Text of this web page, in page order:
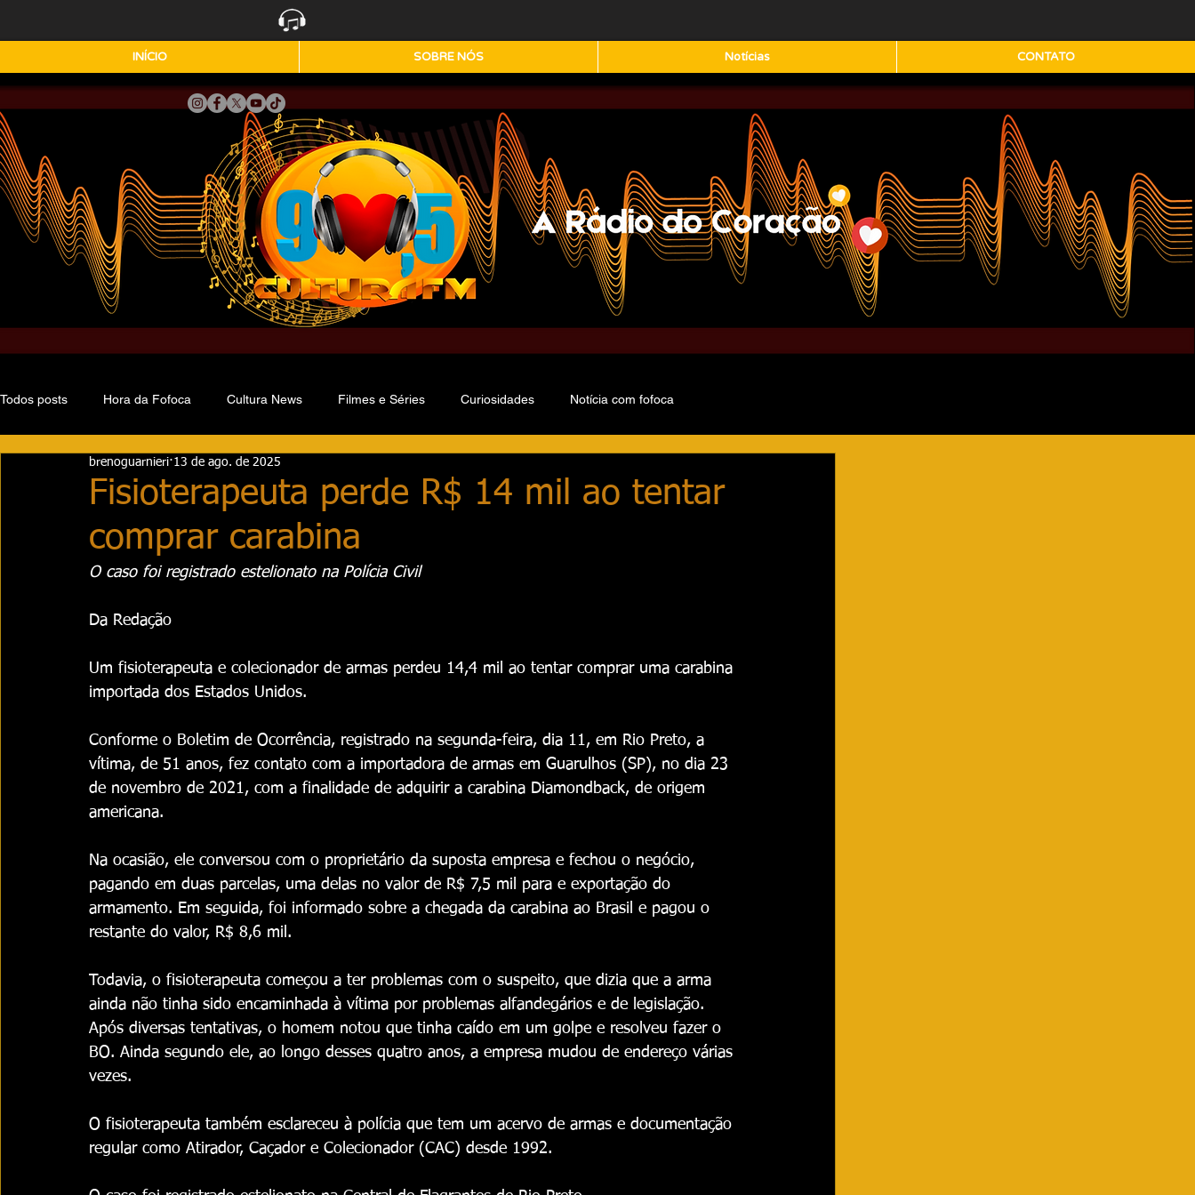
INÍCIO SOBRE NÓS Notícias CONTATO
Todos posts Hora da Fofoca Cultura News Filmes e Séries Curiosidades Notícia com fofoca
Fisioterapeuta perde R$ 14 mil ao tentar
comprar carabina
brenoguarnieri 13 de ago. de 2025
O caso foi registrado estelionato na Polícia Civil
Da Redação
Um fisioterapeuta e colecionador de armas perdeu 14,4 mil ao tentar comprar uma carabina
importada dos Estados Unidos.
Conforme o Boletim de Ocorrência, registrado na segunda-feira, dia 11, em Rio Preto, a
vítima, de 51 anos, fez contato com a importadora de armas em Guarulhos (SP), no dia 23
de novembro de 2021, com a finalidade de adquirir a carabina Diamondback, de origem
americana.
Na ocasião, ele conversou com o proprietário da suposta empresa e fechou o negócio,
pagando em duas parcelas, uma delas no valor de R$ 7,5 mil para e exportação do
armamento. Em seguida, foi informado sobre a chegada da carabina ao Brasil e pagou o
restante do valor, R$ 8,6 mil.
Todavia, o fisioterapeuta começou a ter problemas com o suspeito, que dizia que a arma
ainda não tinha sido encaminhada à vítima por problemas alfandegários e de legislação.
Após diversas tentativas, o homem notou que tinha caído em um golpe e resolveu fazer o
BO. Ainda segundo ele, ao longo desses quatro anos, a empresa mudou de endereço várias
vezes.
O fisioterapeuta também esclareceu à polícia que tem um acervo de armas e documentação
regular como Atirador, Caçador e Colecionador (CAC) desde 1992.